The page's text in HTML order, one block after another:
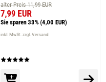
alter Preis 11,99 EUR
7,99 EUR
Sie sparen 33% (4,00 EUR)
inkl. MwSt. zzgl. Versand